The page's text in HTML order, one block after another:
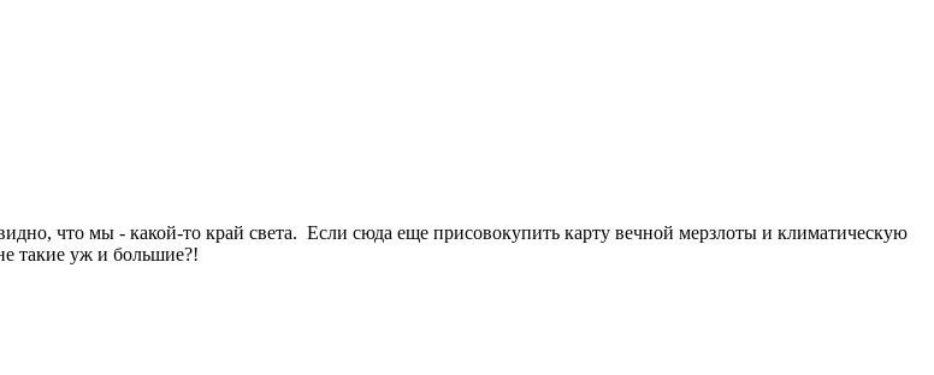
что мы - какой-то край света. Если сюда еще присовокупить карту вечной мерзлоты и климатическую
такие уж и большие?!